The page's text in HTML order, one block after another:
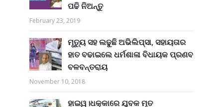
ପଢି ନିଅନ୍ତୁ
February 23, 2019
ମୃତ୍ୟୁ ସହ ଲଢୁଛି ଅଭିଲିପ୍ସା, ସହାୟତାର
ହାତ ବଢାଇଲେ ଧର୍ମଶାଳା ବିଧାୟକ ପ୍ରଣବ
ବଳବନ୍ତରାୟ
November 10, 2018
ହାଇୱ।ଧକ୍କାରେ ଯୁବକ ମୃତ